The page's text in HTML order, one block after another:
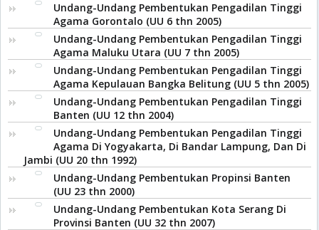
Undang-Undang Pembentukan Pengadilan Tinggi
Agama Gorontalo (UU 6 thn 2005)
Undang-Undang Pembentukan Pengadilan Tinggi
Agama Maluku Utara (UU 7 thn 2005)
Undang-Undang Pembentukan Pengadilan Tinggi
Agama Kepulauan Bangka Belitung (UU 5 thn 2005)
Undang-Undang Pembentukan Pengadilan Tinggi
Banten (UU 12 thn 2004)
Undang-Undang Pembentukan Pengadilan Tinggi
Agama Di Yogyakarta, Di Bandar Lampung, Dan Di
Jambi (UU 20 thn 1992)
Undang-Undang Pembentukan Propinsi Banten
(UU 23 thn 2000)
Undang-Undang Pembentukan Kota Serang Di
Provinsi Banten (UU 32 thn 2007)